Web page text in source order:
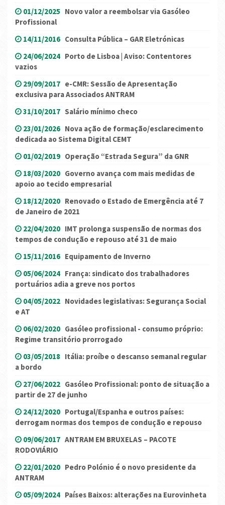
01/12/2025 Novo valor a reembolsar via Gasóleo
Profissional
14/11/2016 Consulta Pública – GAR Eletrónicas
24/06/2024 Porto de Lisboa | Aviso: Contentores
vazios
29/09/2017 e-CMR: Sessão de Apresentação
exclusiva para Associados ANTRAM
31/10/2017 Salário mínimo checo
23/01/2026 Nova ação de formação/esclarecimento
dedicada ao Sistema Digital CEMT
01/02/2019 Operação “Estrada Segura” da GNR
18/03/2020 Governo avança com mais medidas de
apoio ao tecido empresarial
18/12/2020 Renovado o Estado de Emergência até 7
de Janeiro de 2021
22/04/2020 IMT prolonga suspensão de normas dos
tempos de condução e repouso até 31 de maio
15/11/2016 Equipamento de Inverno
05/06/2024 França: sindicato dos trabalhadores
portuários adia a greve nos portos
04/05/2022 Novidades legislativas: Segurança Social
e AT
06/02/2020 Gasóleo profissional - consumo próprio:
Regime transitório prorrogado
03/05/2018 Itália: proíbe o descanso semanal regular
a bordo
27/06/2022 Gasóleo Profissional: ponto de situação a
partir de 27 de junho
24/12/2020 Portugal/Espanha e outros países:
derrogam normas dos tempos de condução e repouso
09/06/2017 ANTRAM EM BRUXELAS – PACOTE
RODOVIÁRIO
22/01/2020 Pedro Polónio é o novo presidente da
ANTRAM
05/09/2024 Países Baixos: alterações na Eurovinheta